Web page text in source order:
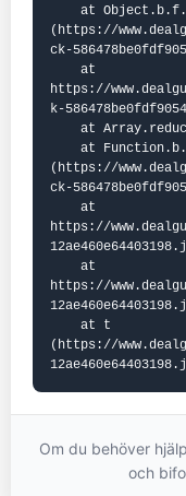
(https://
ck-
https://
k-
(https://
ck-
https://
https://
(https://
Om du behöver
och